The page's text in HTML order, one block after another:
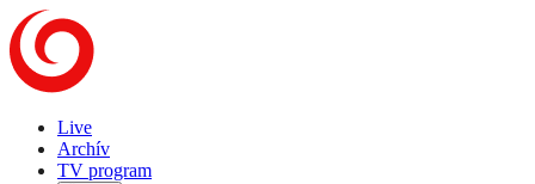
Live
Archív
TV program